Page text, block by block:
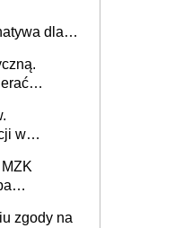
dla
w
zgody na